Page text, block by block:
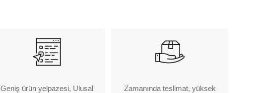
Geniş ürün yelpazesi, Ulusal
Zamanında teslimat, yüksek